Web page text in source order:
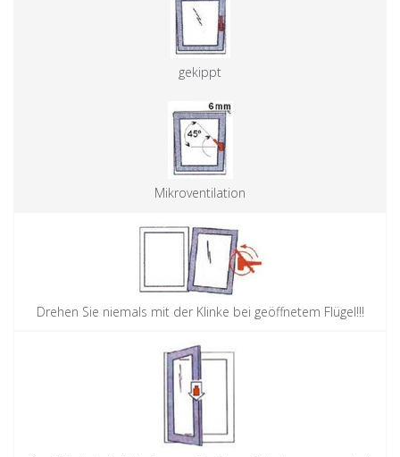
gekippt
Mikroventilation
Drehen Sie niemals mit der Klinke bei geöffnetem Flügel!!!